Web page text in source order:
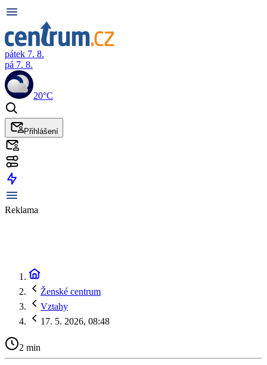
pátek 7. 8.
pá 7. 8.
20°C
Přihlášení
Reklama
Ženské centrum
Vztahy
17. 5. 2026, 08:48
2 min